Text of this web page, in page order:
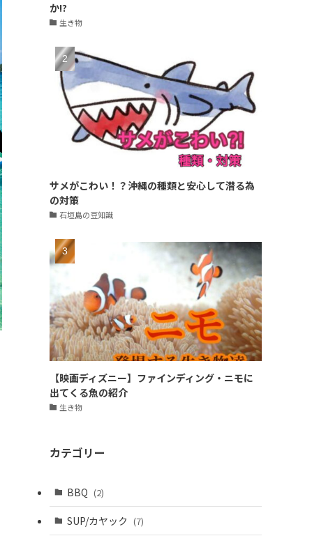
か!?
生き物
サメがこわい！？沖縄の種類と安心して潜る為
の対策
石垣島の豆知識
【映画ディズニー】ファインディング・ニモに
出てくる魚の紹介
生き物
カテゴリー
BBQ (2)
SUP/カヤック (7)